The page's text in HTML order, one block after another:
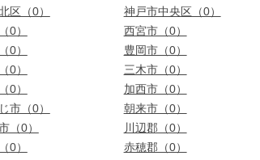
区（0） 神戸市中央区（0）
0） 西宮市（0）
0） 豊岡市（0）
0） 三木市（0）
0） 加西市（0）
市（0） 朝来市（0）
（0） 川辺郡（0）
0） 赤穂郡（0）